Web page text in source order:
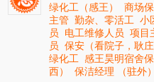
绿化工（感王）
商场
主管 勤杂、零活工 小
员
电工维修人员 项目
员 保安（看院子，耿庄
绿化工 感王昊明宿舍
西）
保洁经理 （驻外）